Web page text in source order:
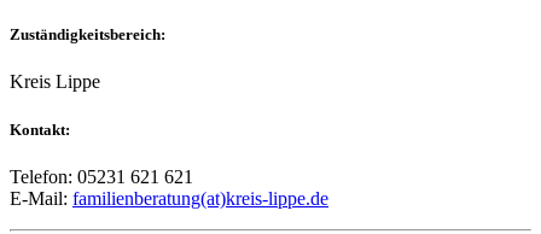
Zuständigkeitsbereich:
Kreis Lippe
Kontakt:
Telefon: 05231 621 621
E-Mail: familienberatung(at)kreis-lippe.de